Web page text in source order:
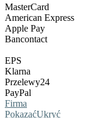
MasterCard
American Express
Apple Pay
Bancontact
EPS
Klarna
Przelewy24
PayPal
Firma
PokazaćUkryć